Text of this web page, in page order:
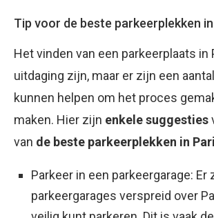
Tip voor de beste parkeerplekken
Het vinden van een parkeerplaats in
uitdaging zijn, maar er zijn een
kunnen helpen om het proces
maken. Hier zijn enkele suggesties
van de beste parkeerplekken in
Parkeer in een parkeergarage: Er
parkeergarages verspreid over